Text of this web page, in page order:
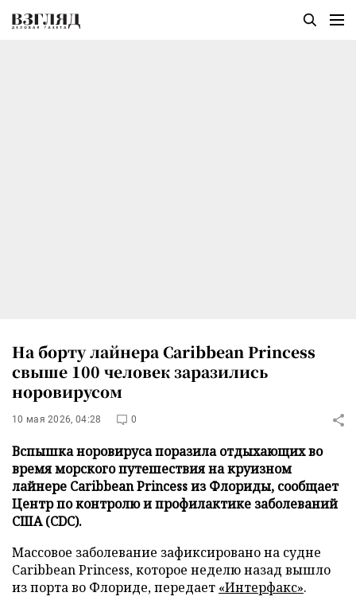
На борту лайнера Caribbean Princess
свыше 100 человек заразились
норовирусом
10 мая 2026, 04:28 0
Вспышка норовируса поразила отдыхающих во
время морского путешествия на круизном
лайнере Caribbean Princess из Флориды, сообщает
Центр по контролю и профилактике заболеваний
США (CDC).
Массовое заболевание зафиксировано на судне
Caribbean Princess, которое неделю назад вышло
из порта во Флориде, передает «Интерфакс».